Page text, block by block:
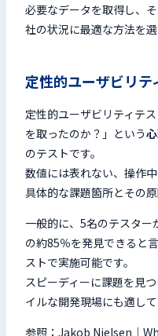
必要なデータを取得し、
社の状況に最適な方法を選
定性的ユーザビリテ
定性的ユーザビリティテ
を取ったのか？」という
のテストです。
数値には表れない、操作
具体的な課題箇所とその
一般的に、5名のテスター
の約85％を発見できると
ストで実施可能です。
スピーディーに課題を見
イルな開発現場にも適して
参照： Jakob Nielsen｜